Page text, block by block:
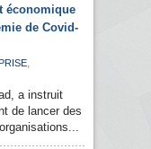
économique
de Covid-
,
a instruit
de lancer des